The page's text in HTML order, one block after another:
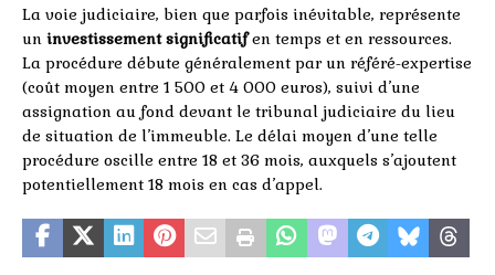
La voie judiciaire, bien que parfois inévitable, représente
un investissement significatifen temps et en ressources.
La procédure débute généralement par un référé-expertise
(coût moyen entre 1 500 et 4 000 euros), suivi d’une
assignation au fond devant le tribunal judiciaire du lieu
de situation de l’immeuble. Le délai moyen d’une telle
procédure oscille entre 18 et 36 mois, auxquels s’ajoutent
potentiellement 18 mois en cas d’appel.